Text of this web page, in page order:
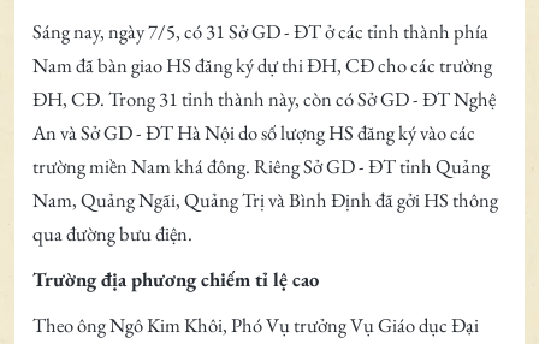
Sáng nay, ngày 7/5, có 31 Sở GD - ĐT ở các tỉnh thành phía
Nam đã bàn giao HS đăng ký dự thi ĐH, CĐ cho các trường
ĐH, CĐ. Trong 31 tỉnh thành này, còn có Sở GD - ĐT Nghệ
An và Sở GD - ĐT Hà Nội do số lượng HS đăng ký vào các
trường miền Nam khá đông. Riêng Sở GD - ĐT tỉnh Quảng
Nam, Quảng Ngãi, Quảng Trị và Bình Định đã gởi HS thông
qua đường bưu điện.
Trường địa phương chiếm tỉ lệ cao
Theo ông Ngô Kim Khôi, Phó Vụ trưởng Vụ Giáo dục Đại